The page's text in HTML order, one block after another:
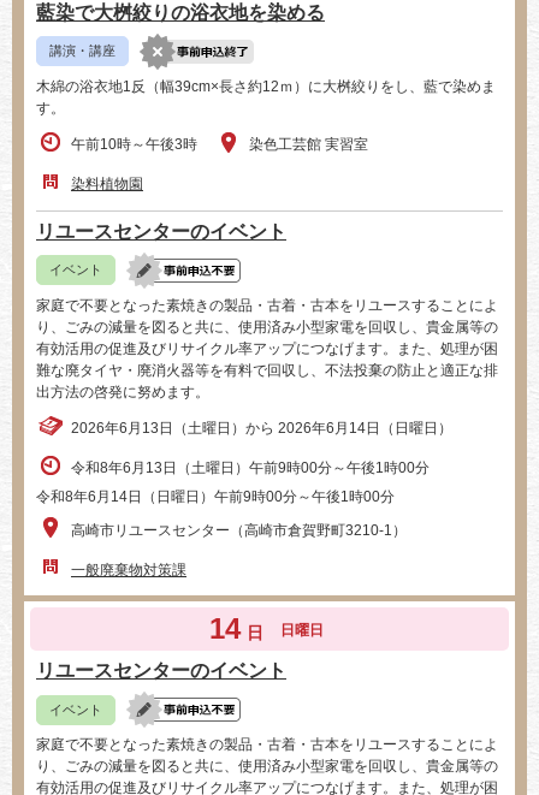
藍染で大桝絞りの浴衣地を染める
講演・講座
木綿の浴衣地1反（幅39cm×長さ約12ｍ）に大桝絞りをし、藍で染めま
す。
午前10時～午後3時 染色工芸館 実習室
染料植物園
リユースセンターのイベント
イベント
家庭で不要となった素焼きの製品・古着・古本をリユースすることによ
り、ごみの減量を図ると共に、使用済み小型家電を回収し、貴金属等の
有効活用の促進及びリサイクル率アップにつなげます。また、処理が困
難な廃タイヤ・廃消火器等を有料で回収し、不法投棄の防止と適正な排
出方法の啓発に努めます。
2026年6月13日（土曜日）から 2026年6月14日（日曜日）
令和8年6月13日（土曜日）午前9時00分～午後1時00分
令和8年6月14日（日曜日）午前9時00分～午後1時00分
高崎市リユースセンター（高崎市倉賀野町3210-1）
一般廃棄物対策課
14 日 日曜日
リユースセンターのイベント
イベント
家庭で不要となった素焼きの製品・古着・古本をリユースすることによ
り、ごみの減量を図ると共に、使用済み小型家電を回収し、貴金属等の
有効活用の促進及びリサイクル率アップにつなげます。また、処理が困